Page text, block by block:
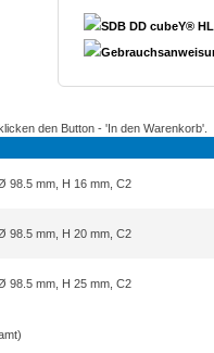
SDB DD cubeY®
den Button - 'In den Warenkorb'.
98.5 mm, H 16 mm, C2
98.5 mm, H 20 mm, C2
98.5 mm, H 25 mm, C2